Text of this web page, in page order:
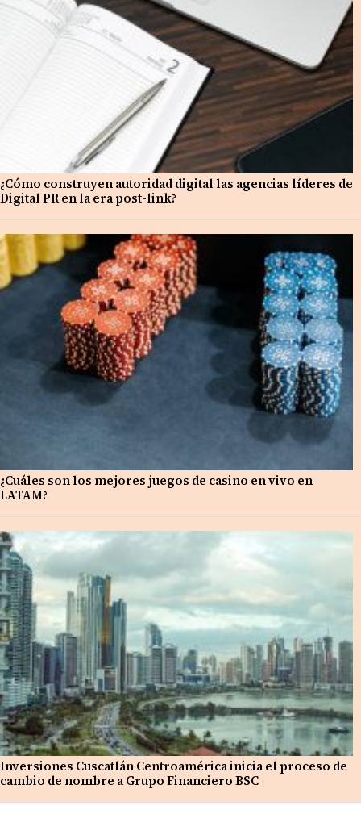
¿Cómo construyen autoridad digital las agencias líderes de
Digital PR en la era post-link?
¿Cuáles son los mejores juegos de casino en vivo en
LATAM?
Inversiones Cuscatlán Centroamérica inicia el proceso de
cambio de nombre a Grupo Financiero BSC